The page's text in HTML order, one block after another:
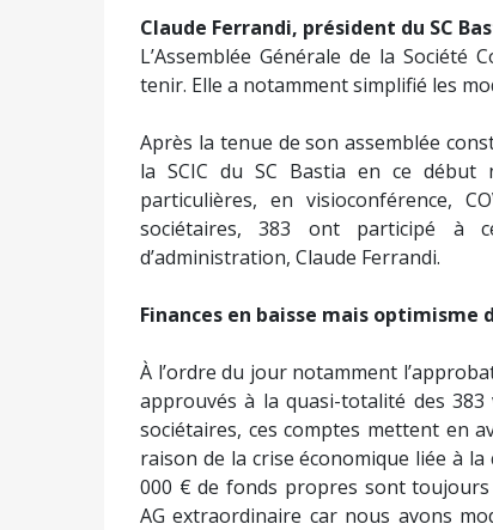
Claude Ferrandi, président du SC
L’Assemblée Générale de la Société
tenir. Elle a notamment simplifié les
Après la tenue de son assemblée
la SCIC du SC Bastia en ce début
particulières, en visioconférence,
sociétaires, 383 ont participé à
d’administration, Claude Ferrandi.
Finances en baisse mais optimisme
À l’ordre du jour notamment
approuvés à la quasi-totalité des
sociétaires, ces comptes mettent en
raison de la crise économique liée à
000 € de fonds propres sont
AG extraordinaire car nous avons